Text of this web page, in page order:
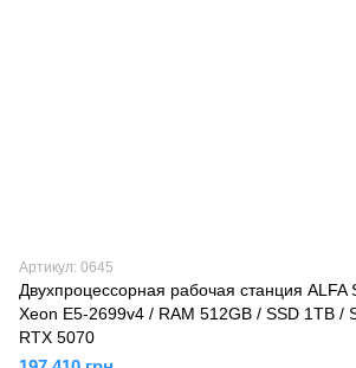
Артикул: 0645
Двухпроцессорная рабочая станция
Xeon E5-2699v4 / RAM 512GB / SSD 1TB /
RTX 5070